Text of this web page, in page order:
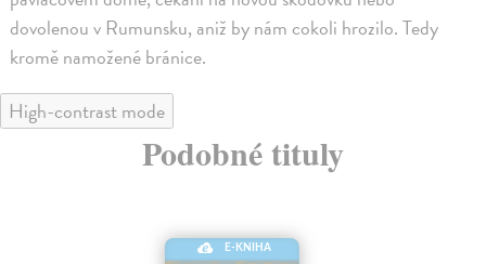
dovolenou v Rumunsku, aniž by nám cokoli hrozilo. Tedy
kromě namožené bránice.
High-contrast mode
Podobné tituly
E-KNIHA